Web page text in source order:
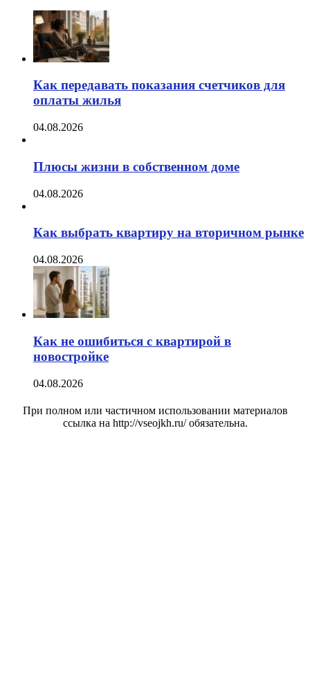
Как передавать показания счетчиков для
оплаты жилья
04.08.2026
Плюсы жизни в собственном доме
04.08.2026
Как выбрать квартиру на вторичном рынке
04.08.2026
Как не ошибиться с квартирой в
новостройке
04.08.2026
При полном или частичном использовании материалов
ссылка на http://vseojkh.ru/ обязательна.